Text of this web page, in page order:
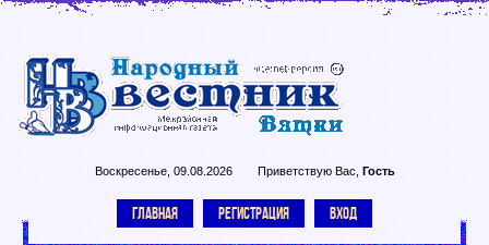
Воскресенье, 09.08.2026 Приветствую Вас Гость
ГЛАВНАЯ РЕГИСТРАЦИЯ ВХОД